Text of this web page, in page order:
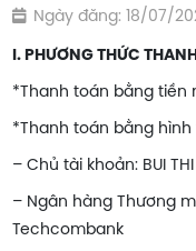
Ngày đăng: 18/07/
I. PHƯƠNG THỨC
*Thanh toán bằng tiền
*Thanh toán bằng
– Chủ tài khoản: BUI THI
– Ngân hàng Thương
Techcombank